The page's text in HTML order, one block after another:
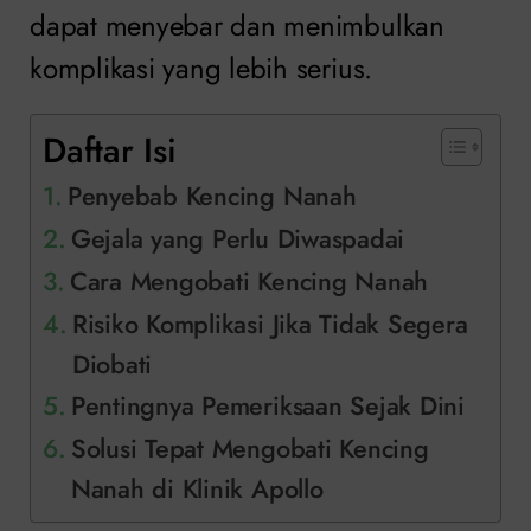
dapat menyebar dan menimbulkan
komplikasi yang lebih serius.
Daftar Isi
Penyebab Kencing Nanah
Gejala yang Perlu Diwaspadai
Cara Mengobati Kencing Nanah
Risiko Komplikasi Jika Tidak Segera
Diobati
Pentingnya Pemeriksaan Sejak Dini
Solusi Tepat Mengobati Kencing
Nanah di Klinik Apollo